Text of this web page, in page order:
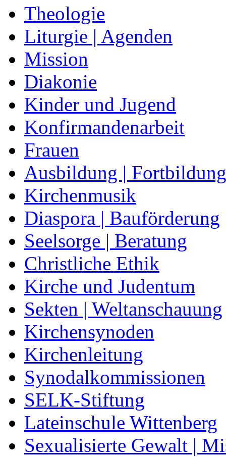
Theologie
Liturgie | Agenden
Mission
Diakonie
Kinder und Jugend
Konfirmandenarbeit
Frauen
Ausbildung | Fortbildung
Kirchenmusik
Diaspora | Bauförderung
Seelsorge | Beratung
Christliche Ethik
Kirche und Judentum
Sekten | Weltanschauung
Kirchensynoden
Kirchenleitung
Synodalkommissionen
SELK-Stiftung
Lateinschule Wittenberg
Sexualisierte Gewalt |